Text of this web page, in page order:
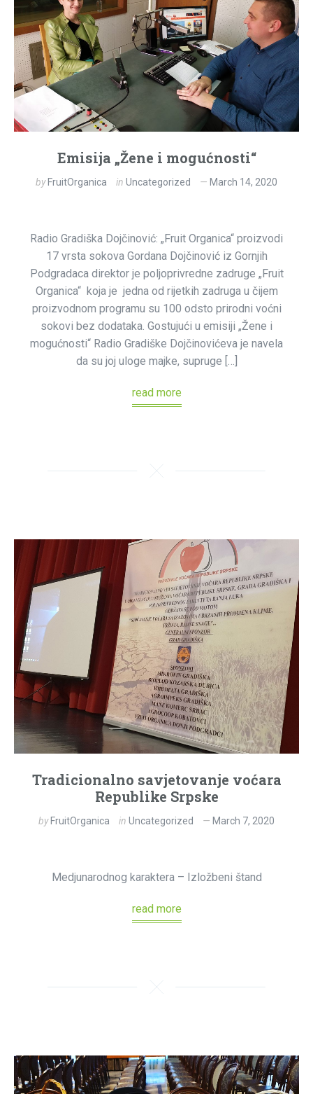
Emisija „Žene i mogućnosti“
by FruitOrganica in Uncategorized March 14, 2020
Radio Gradiška Dojčinović: „Fruit Organica“ proizvodi
17 vrsta sokova Gordana Dojčinović iz Gornjih
Podgradaca direktor je poljoprivredne zadruge „Fruit
Organica“ koja je jedna od rijetkih zadruga u čijem
proizvodnom programu su 100 odsto prirodni voćni
sokovi bez dodataka. Gostujući u emisiji „Žene i
mogućnosti“ Radio Gradiške Dojčinovićeva je navela
da su joj uloge majke, supruge […]
read more
Tradicionalno savjetovanje voćara
Republike Srpske
by FruitOrganica in Uncategorized March 7, 2020
Medjunarodnog karaktera – Izložbeni štand
read more